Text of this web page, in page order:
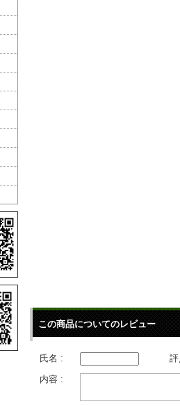
この商品についてのレビュー
氏名 :
内容 :